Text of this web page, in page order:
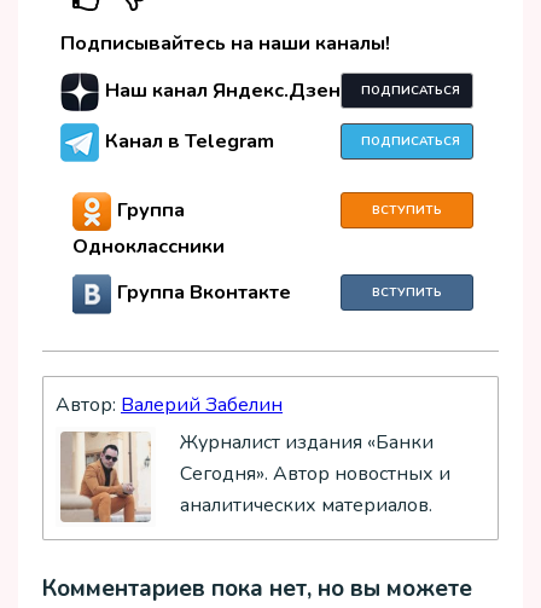
Подписывайтесь на наши каналы!
Наш канал Яндекс.Дзен
ПОДПИСАТЬСЯ
Канал в Telegram ПОДПИСАТЬСЯ
Группа
Одноклассники
ВСТУПИТЬ
Группа Вконтакте ВСТУПИТЬ
Автор: Валерий Забелин
Журналист издания «Банки
Сегодня». Автор новостных и
аналитических материалов.
Комментариев пока нет, но вы можете